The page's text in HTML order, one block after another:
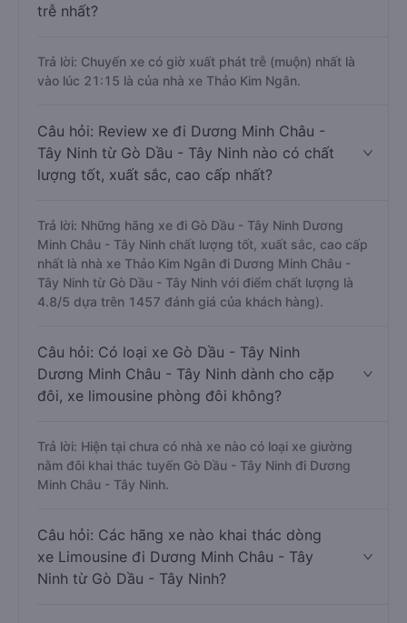
trễ nhất?
Trả lời: Chuyến xe có giờ xuất phát trễ (muộn) nhất là
vào lúc 21:15 là của nhà xe Thảo Kim Ngân.
Câu hỏi: Review xe đi Dương Minh Châu -
Tây Ninh từ Gò Dầu - Tây Ninh nào có chất
lượng tốt, xuất sắc, cao cấp nhất?
Trả lời: Những hãng xe đi Gò Dầu - Tây Ninh Dương
Minh Châu - Tây Ninh chất lượng tốt, xuất sắc, cao cấp
nhất là nhà xe Thảo Kim Ngân đi Dương Minh Châu -
Tây Ninh từ Gò Dầu - Tây Ninh với điểm chất lượng là
4.8/5 dựa trên 1457 đánh giá của khách hàng).
Câu hỏi: Có loại xe Gò Dầu - Tây Ninh
Dương Minh Châu - Tây Ninh dành cho cặp
đôi, xe limousine phòng đôi không?
Trả lời: Hiện tại chưa có nhà xe nào có loại xe giường
nằm đôi khai thác tuyến Gò Dầu - Tây Ninh đi Dương
Minh Châu - Tây Ninh.
Câu hỏi: Các hãng xe nào khai thác dòng
xe Limousine đi Dương Minh Châu - Tây
Ninh từ Gò Dầu - Tây Ninh?